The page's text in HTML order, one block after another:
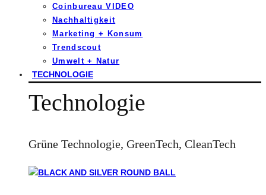
Coinbureau VIDEO
Nachhaltigkeit
Marketing + Konsum
Trendscout
Umwelt + Natur
TECHNOLOGIE
Technologie
Grüne Technologie, GreenTech, CleanTech